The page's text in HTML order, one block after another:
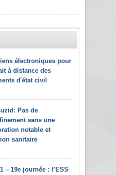
électroniques pour
à distance des
d'état civil
Pas de
sans une
notable et
sanitaire
– 19e journée : l’ESS